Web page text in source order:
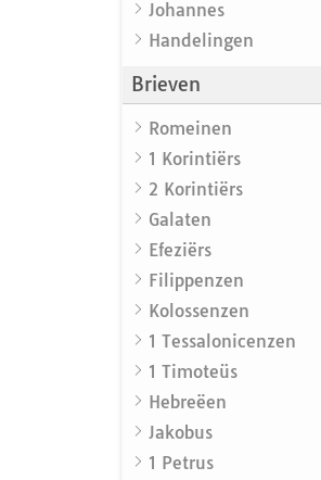
Johannes
Handelingen
Brieven
Romeinen
1 Korintiërs
2 Korintiërs
Galaten
Efeziërs
Filippenzen
Kolossenzen
1 Tessalonicenzen
1 Timoteüs
Hebreëen
Jakobus
1 Petrus